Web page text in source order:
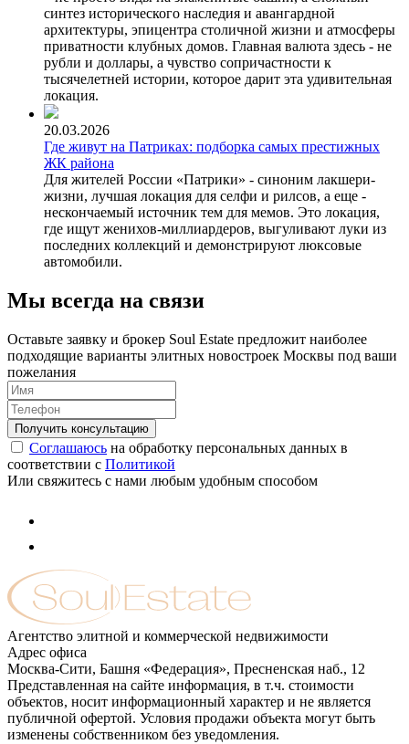
синтез исторического наследия и авангардной
архитектуры, эпицентра столичной жизни и атмосферы
приватности клубных домов. Главная валюта здесь - не
рубли и доллары, а чувство сопричастности к
тысячелетней истории, которое дарит эта удивительная
локация.
20.03.2026
Где живут на Патриках: подборка самых престижных
ЖК района
Для жителей России «Патрики» - синоним лакшери-
жизни, лучшая локация для селфи и рилсов, а еще -
нескончаемый источник тем для мемов. Это локация,
где ищут женихов-миллиардеров, выгуливают луки из
последних коллекций и демонстрируют люксовые
автомобили.
Мы всегда на связи
Оставьте заявку и брокер Soul Estate предложит наиболее
подходящие варианты элитных новостроек Москвы под ваши
пожелания
Соглашаюсь на обработку персональных данных в
соответствии с Политикой
Или свяжитесь с нами любым удобным способом
Агентство элитной и коммерческой недвижимости
Адрес офиса
Москва-Сити, Башня «Федерация», Пресненская наб., 12
Представленная на сайте информация, в т.ч. стоимости
объектов, носит информационный характер и не является
публичной офертой. Условия продажи объекта могут быть
изменены собственником без уведомления.